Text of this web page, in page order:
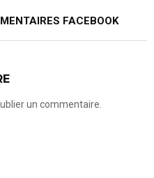
FACEBOOK
un commentaire.